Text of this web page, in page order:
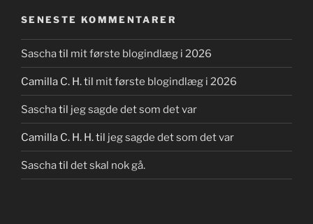
SENESTE KOMMENTARER
Saschatil mit første blogindlæg i 2026
Camilla C. H.til mit første blogindlæg i 2026
Saschatil jeg sagde det som det var
Camilla C. H. H.til jeg sagde det som det var
Saschatil det skal nok gå.